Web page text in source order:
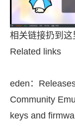
相关链接扔到这
Related links
eden：
Community
keys and